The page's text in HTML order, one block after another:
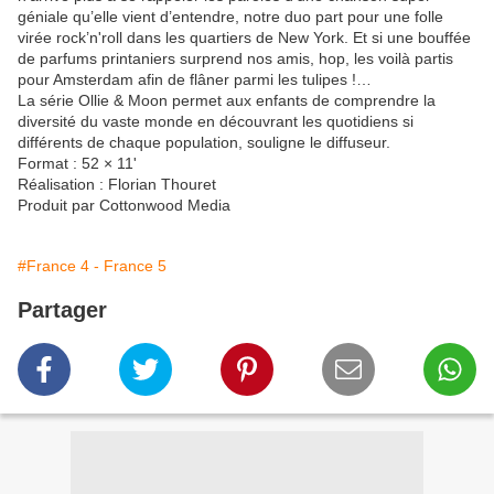
géniale qu’elle vient d’entendre, notre duo part pour une folle
virée rock’n'roll dans les quartiers de New York. Et si une bouffée
de parfums printaniers surprend nos amis, hop, les voilà partis
pour Amsterdam afin de flâner parmi les tulipes !…
La série Ollie & Moon permet aux enfants de comprendre la
diversité du vaste monde en découvrant les quotidiens si
différents de chaque population, souligne le diffuseur.
Format : 52 × 11'
Réalisation : Florian Thouret
Produit par Cottonwood Media
#France 4 - France 5
Partager